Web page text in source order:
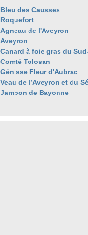
Bleu des Causses
Roquefort
Agneau de l'Aveyron
Aveyron
Canard à foie gras du
Comté Tolosan
Génisse Fleur d'Aubrac
Veau de l’Aveyron et du
Jambon de Bayonne